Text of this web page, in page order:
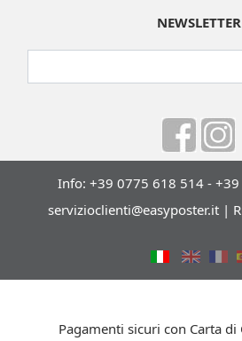
NEWSLETTER
Info: +39 0775 618 514 -
servizioclienti@easyposter.it|
Pagamenti sicuri con Carta di